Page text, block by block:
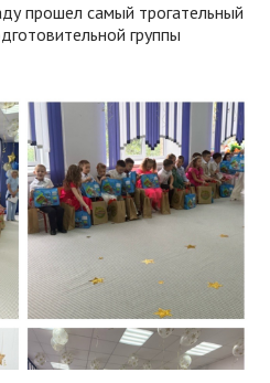
прошел самый трогательный
группы